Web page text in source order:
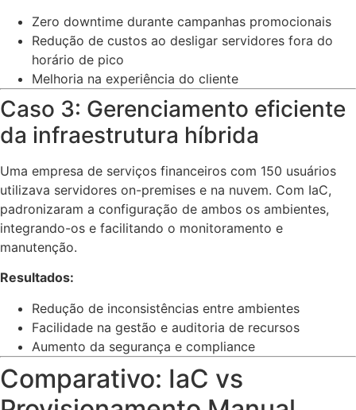
Zero downtime durante campanhas promocionais
Redução de custos ao desligar servidores fora do
horário de pico
Melhoria na experiência do cliente
Caso 3: Gerenciamento eficiente
da infraestrutura híbrida
Uma empresa de serviços financeiros com 150 usuários
utilizava servidores on-premises e na nuvem. Com IaC,
padronizaram a configuração de ambos os ambientes,
integrando-os e facilitando o monitoramento e
manutenção.
Resultados:
Redução de inconsistências entre ambientes
Facilidade na gestão e auditoria de recursos
Aumento da segurança e compliance
Comparativo: IaC vs